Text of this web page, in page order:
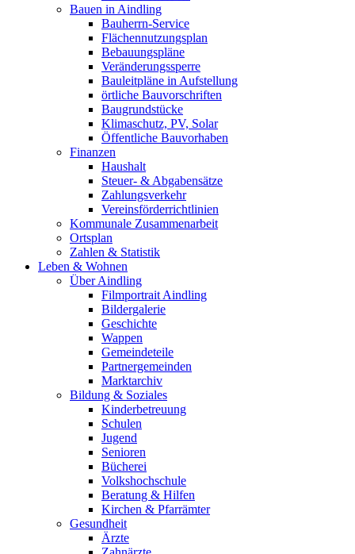
Bauen in Aindling
Bauherrn-Service
Flächennutzungsplan
Bebauungspläne
Veränderungssperre
Bauleitpläne in Aufstellung
örtliche Bauvorschriften
Baugrundstücke
Klimaschutz, PV, Solar
Öffentliche Bauvorhaben
Finanzen
Haushalt
Steuer- & Abgabensätze
Zahlungsverkehr
Vereinsförderrichtlinien
Kommunale Zusammenarbeit
Ortsplan
Zahlen & Statistik
Leben & Wohnen
Über Aindling
Filmportrait Aindling
Bildergalerie
Geschichte
Wappen
Gemeindeteile
Partnergemeinden
Marktarchiv
Bildung & Soziales
Kinderbetreuung
Schulen
Jugend
Senioren
Bücherei
Volkshochschule
Beratung & Hilfen
Kirchen & Pfarrämter
Gesundheit
Ärzte